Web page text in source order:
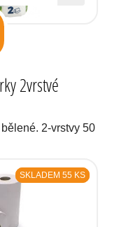
2vrstvé
2-vrstvy 50
SKLADEM 55 KS